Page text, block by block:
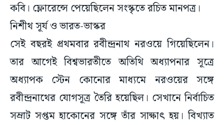
কবি। ফ্লোরেন্সে পেয়েছিলেন সংস্কৃতে রচিত মানপত্র।
নিশীথ সূর্য ও ভারত-ভাস্কর
সেই বছরই প্রথমবার রবীন্দ্রনাথ নরওয়ে গিয়েছিলেন।
তার আগেই বিশ্বভারতীতে অতিথি অধ্যাপনার সূত্রে
অধ্যাপক স্টেন কোনোর মাধ্যমে নরওয়ের সঙ্গে
রবীন্দ্রনাথের যোগসূত্র তৈরি হয়েছিল। সেখানে নির্বাচিত
সম্রাট সপ্তম হাকোনের সঙ্গে তাঁর সাক্ষাৎ হয়। বিখ্যাত